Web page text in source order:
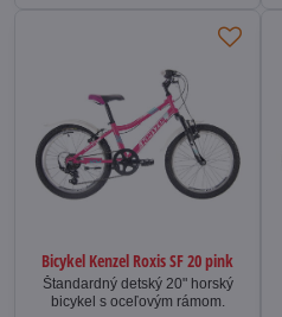
Bicykel Kenzel Roxis SF 20 pink
Štandardný detský 20" horský
bicykel s oceľovým rámom.